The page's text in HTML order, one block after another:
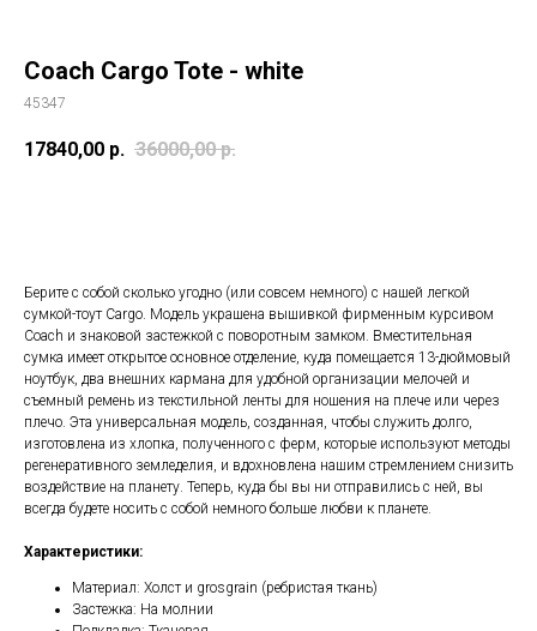
Coach Cargo Tote - white
45347
17840,00 р. 36000,00 р.
Берите с собой сколько угодно (или совсем немного) с нашей легкой
сумкой-тоут Cargo. Модель украшена вышивкой фирменным курсивом
Coach и знаковой застежкой с поворотным замком. Вместительная
сумка имеет открытое основное отделение, куда помещается 13-дюймовый
ноутбук, два внешних кармана для удобной организации мелочей и
съемный ремень из текстильной ленты для ношения на плече или через
плечо. Эта универсальная модель, созданная, чтобы служить долго,
изготовлена из хлопка, полученного с ферм, которые используют методы
регенеративного земледелия, и вдохновлена нашим стремлением снизить
воздействие на планету. Теперь, куда бы вы ни отправились с ней, вы
всегда будете носить с собой немного больше любви к планете.
Характеристики:
Материал: Холст и grosgrain (ребристая ткань)
Застежка: На молнии